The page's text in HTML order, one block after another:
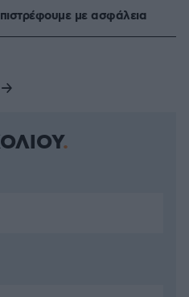
με ασφάλεια